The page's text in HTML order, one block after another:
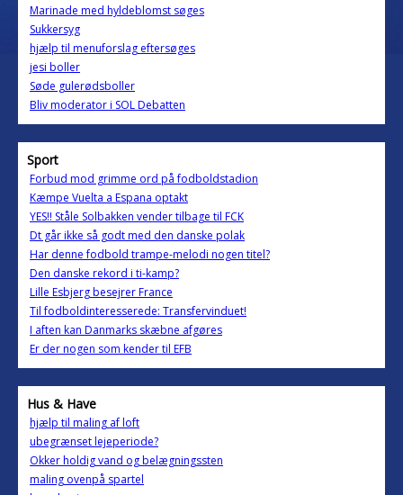
Marinade med hyldeblomst søges
Sukkersyg
hjælp til menuforslag eftersøges
jesi boller
Søde gulerødsboller
Bliv moderator i SOL Debatten
Sport
Forbud mod grimme ord på fodboldstadion
Kæmpe Vuelta a Espana optakt
YES!! Ståle Solbakken vender tilbage til FCK
Dt går ikke så godt med den danske polak
Har denne fodbold trampe-melodi nogen titel?
Den danske rekord i ti-kamp?
Lille Esbjerg besejrer France
Til fodboldinteresserede: Transfervinduet!
I aften kan Danmarks skæbne afgøres
Er der nogen som kender til EFB
Hus & Have
hjælp til maling af loft
ubegrænset lejeperiode?
Okker holdig vand og belægningssten
maling ovenpå spartel